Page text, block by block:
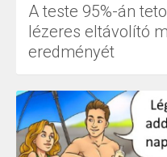
A teste 95%-án
lézeres eltávolító
eredményét